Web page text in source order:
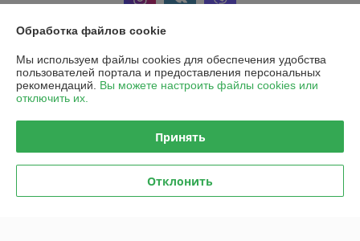
Информация для покупателя
Юридическое лицо:Общество с ограниченной ответственностью
«Ивкомпрайм»
220012, г. Минск, пер. Калинина, д.16, пом. 349
Регистрационный номер ЕГР: 193930318
Регистрационный орган: Минский горисполком
Обработка файлов cookie
Мы используем файлы cookies для обеспечения удобства
пользователей портала и предоставления персональных
рекомендаций. Вы можете настроить файлы cookies или
отключить их.
Принять
Отклонить